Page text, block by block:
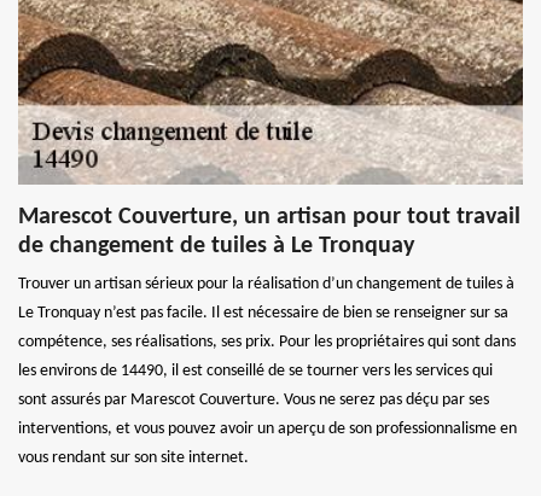
Marescot Couverture, un artisan pour tout travail
de changement de tuiles à Le Tronquay
Trouver un artisan sérieux pour la réalisation d’un changement de tuiles à
Le Tronquay n’est pas facile. Il est nécessaire de bien se renseigner sur sa
compétence, ses réalisations, ses prix. Pour les propriétaires qui sont dans
les environs de 14490, il est conseillé de se tourner vers les services qui
sont assurés par Marescot Couverture. Vous ne serez pas déçu par ses
interventions, et vous pouvez avoir un aperçu de son professionnalisme en
vous rendant sur son site internet.